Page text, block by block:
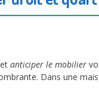
et anticiper le mobilier
Dans une